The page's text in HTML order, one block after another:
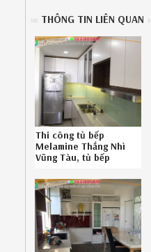
THÔNG TIN LIÊN QUAN
Thi công tủ bếp
Melamine Thắng Nhì
Vũng Tàu, tủ bếp
Thắng Nhì Vũng Tàu
chuyên nghiệp liên hệ
Hotline 0867895828